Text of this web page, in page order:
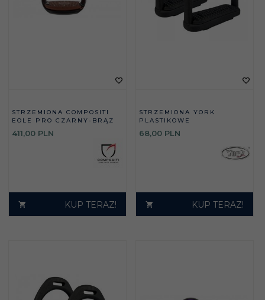
STRZEMIONA COMPOSITI
EOLE PRO CZARNY-BRĄZ
411,00 PLN
KUP TERAZ!
STRZEMIONA YORK
PLASTIKOWE
68,00 PLN
KUP TERAZ!